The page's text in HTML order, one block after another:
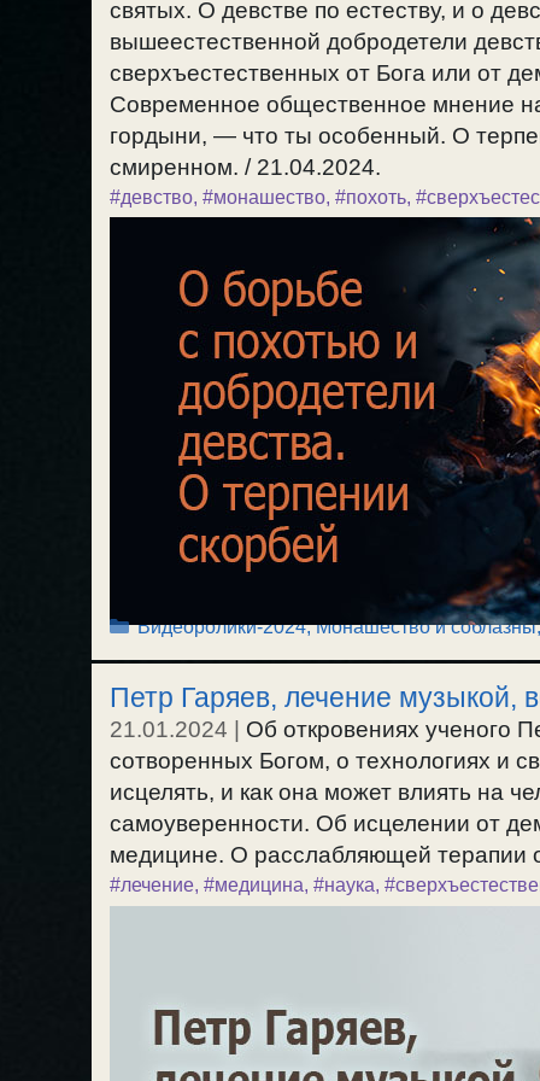
святых. О девстве по естеству, и о
вышеестественной добродетели
сверхъестественных от Бога или от
Современное общественное мнение
гордыни, — что ты особенный. О
смиренном. / 21.04.2024.
#девство, #монашество, #похоть,
Рубрики
Видеоролики-2024,Монашество и соблазны
Петр Гаряев, лечение музыкой,
21.01.2024
Об откровениях ученого
сотворенных Богом, о технологиях и
исцелять, и как она может влиять на
самоуверенности. Об исцелении от
медицине. О расслабляющей терапии
#лечение, #медицина, #наука,